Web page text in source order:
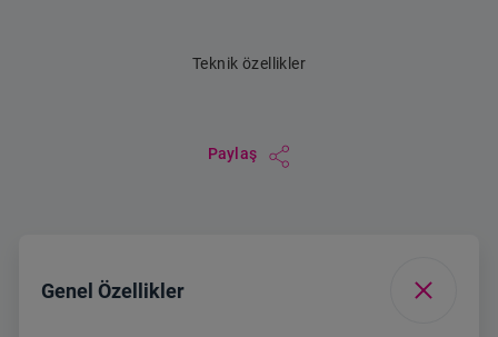
Teknik özellikler
Paylaş
Genel Özellikler